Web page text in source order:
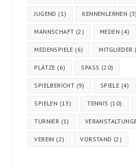
JUGEND (1) KENNENLERNEN (3)
MANNSCHAFT (2) MEDEN (4)
MEDENSPIELE (6) MITGLIEDER
PLÄTZE (6) SPASS (20)
SPIELBERICHT (9) SPIELE (4)
SPIELEN (13) TENNIS (10)
TURNIER (1)
VEREIN (2) VORSTAND (2)